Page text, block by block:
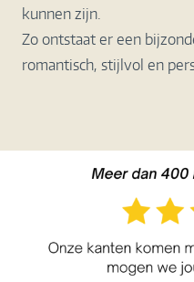
kunnen zijn.
Zo ontstaat er een
romantisch, stijlvol en